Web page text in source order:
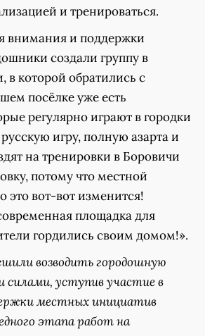
и тренироваться.
внимания и поддержки
создали группу в
в которой обратились с
посёлке уже есть
регулярно играют в городки
игру, полную азарта и
на тренировки в Боровичи
потому что местной
это вот-вот изменится!
площадка для
гордились своим домом!».
возводить городошную
силами, уступив участие в
местных инициатив
этапа работ на